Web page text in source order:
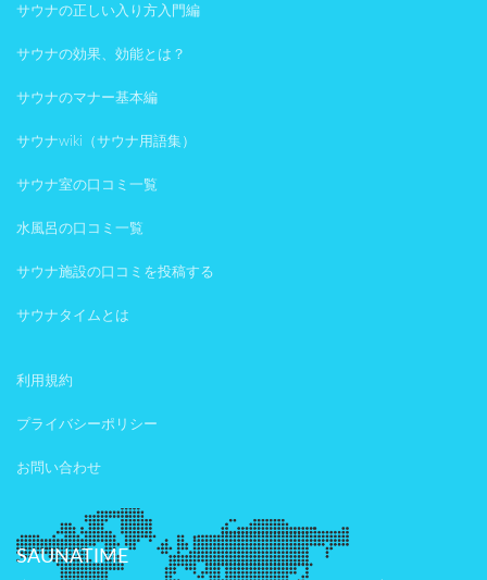
サウナの正しい入り方入門編
サウナの効果、効能とは？
サウナのマナー基本編
サウナwiki（サウナ用語集）
サウナ室の口コミ一覧
水風呂の口コミ一覧
サウナ施設の口コミを投稿する
サウナタイムとは
利用規約
プライバシーポリシー
お問い合わせ
SAUNATIME